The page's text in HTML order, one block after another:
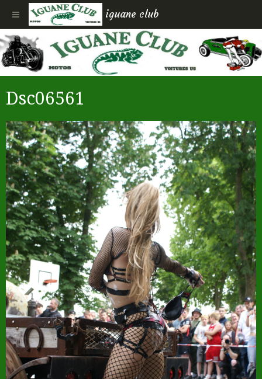
iguane club
Dsc06561